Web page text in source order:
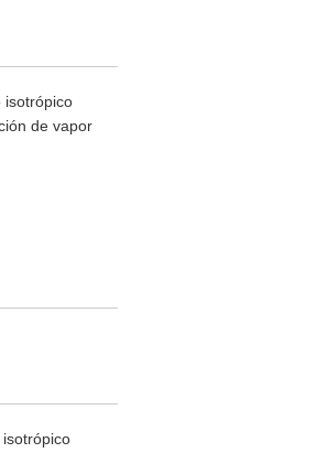
isotrópico
de vapor